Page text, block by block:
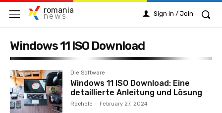
romania
news Sign in / Join
Windows 11 ISO Download
Die Software
Windows 11 ISO Download: Eine
detaillierte Anleitung und Lösung
Rochele - February 27, 2024